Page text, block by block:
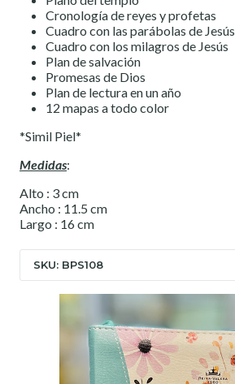
Cronología de reyes y profetas
Cuadro con las parábolas de Jesús
Cuadro con los milagros de Jesús
Plan de salvación
Promesas de Dios
Plan de lectura en un año
12 mapas a todo color
*Simil Piel*
Medidas:
Alto : 3 cm
Ancho : 11.5 cm
Largo : 16 cm
SKU: BPS108